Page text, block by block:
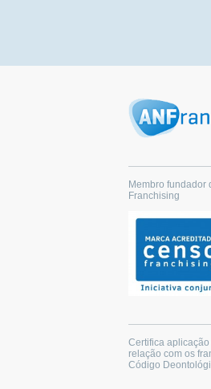
Membro fundador
Franchising
Certifica
relação com os
Código